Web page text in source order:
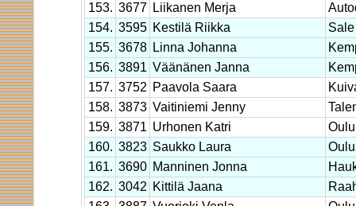
153. 3677 Liikanen Merja
154. 3595 Kestilä Riikka
155. 3678 Linna Johanna
156. 3891 Väänänen Janna
157. 3752 Paavola Saara
158. 3873 Vaitiniemi Jenny
159. 3871 Urhonen Katri
Oulu
160. 3823 Saukko Laura
161. 3690 Manninen Jonna
162. 3042 Kittilä Jaana